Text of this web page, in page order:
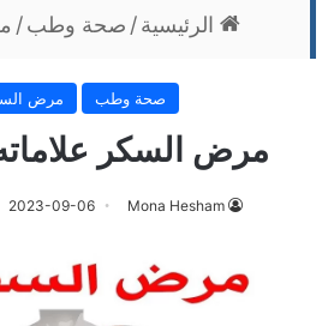
الرئيسية/ صحة وطب/
صحة وطب مرض
مرض السكر
Mona Hesham
2023-09-06